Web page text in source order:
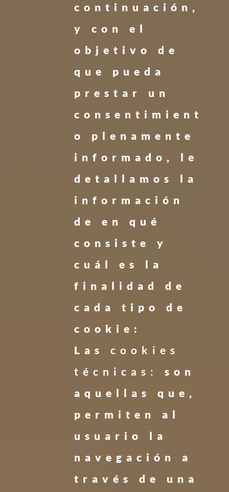
continuación,
y con el
objetivo de
que pueda
prestar un
consentimient
o plenamente
informado, le
detallamos la
información
de en qué
consiste y
cuál es la
finalidad de
cada tipo de
cookie:
Las cookies
técnicas:
son
aquellas que,
permiten al
usuario la
navegación a
través de una